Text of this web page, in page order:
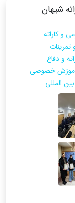
شیهان
و کاراته
تمرینات
و دفاع
آموزش خصوصی
المللی